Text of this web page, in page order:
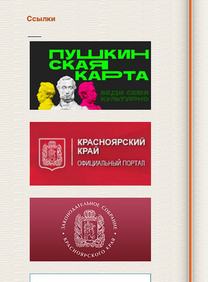
Ссылки